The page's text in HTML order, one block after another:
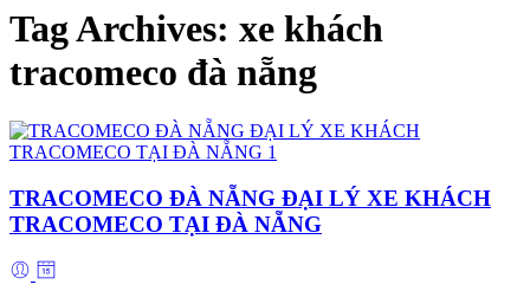
Tag Archives: xe khách
tracomeco đà nẵng
TRACOMECO ĐÀ NẴNG ĐẠI LÝ XE KHÁCH
TRACOMECO TẠI ĐÀ NẴNG